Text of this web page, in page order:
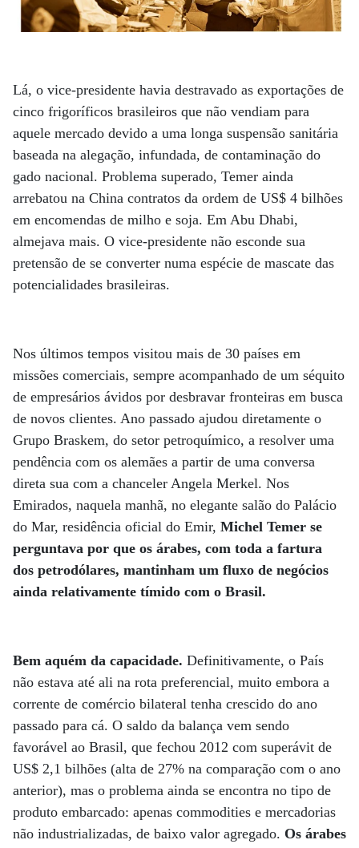
Lá, o vice-presidente havia destravado as exportações de
cinco frigoríficos brasileiros que não vendiam para
aquele mercado devido a uma longa suspensão sanitária
baseada na alegação, infundada, de contaminação do
gado nacional. Problema superado, Temer ainda
arrebatou na China contratos da ordem de US$ 4 bilhões
em encomendas de milho e soja. Em Abu Dhabi,
almejava mais. O vice-presidente não esconde sua
pretensão de se converter numa espécie de mascate das
potencialidades brasileiras.
Nos últimos tempos visitou mais de 30 países em
missões comerciais, sempre acompanhado de um séquito
de empresários ávidos por desbravar fronteiras em busca
de novos clientes. Ano passado ajudou diretamente o
Grupo Braskem, do setor petroquímico, a resolver uma
pendência com os alemães a partir de uma conversa
direta sua com a chanceler Angela Merkel. Nos
Emirados, naquela manhã, no elegante salão do Palácio
do Mar, residência oficial do Emir, Michel Temer se
perguntava por que os árabes, com toda a fartura
dos petrodólares, mantinham um fluxo de negócios
ainda relativamente tímido com o Brasil.
Bem aquém da capacidade. Definitivamente, o País
não estava até ali na rota preferencial, muito embora a
corrente de comércio bilateral tenha crescido do ano
passado para cá. O saldo da balança vem sendo
favorável ao Brasil, que fechou 2012 com superávit de
US$ 2,1 bilhões (alta de 27% na comparação com o ano
anterior), mas o problema ainda se encontra no tipo de
produto embarcado: apenas commodities e mercadorias
não industrializadas, de baixo valor agregado. Os árabes